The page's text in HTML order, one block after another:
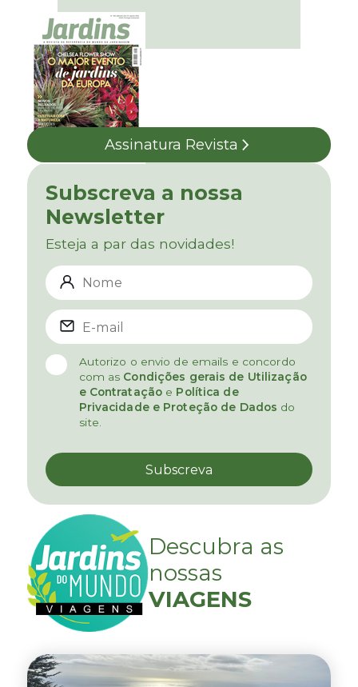
Assinatura Revista
Subscreva a nossa
Newsletter
Esteja a par das novidades!
Autorizo o envio de emails e concordo
com as Condições gerais de Utilização
e Contratação e Política de
Privacidade e Proteção de Dados do
site.
Descubra as
nossas
VIAGENS